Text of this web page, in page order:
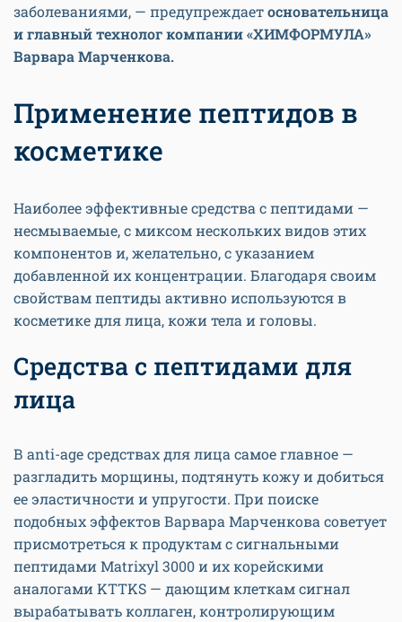
заболеваниями, — предупреждаетосновательница
и главный технолог компании «ХИМФОРМУЛА»
Варвара Марченкова.
Применение пептидов в
косметике
Наиболее эффективные средства с пептидами —
несмываемые, с миксом нескольких видов этих
компонентов и, желательно, с указанием
добавленной их концентрации. Благодаря своим
свойствам пептиды активно используются в
косметике для лица, кожи тела и головы.
Средства с пептидами для
лица
В anti-age средствах для лица самое главное —
разгладить морщины, подтянуть кожу и добиться
ее эластичности и упругости. При поиске
подобных эффектов Варвара Марченкова советует
присмотреться к продуктам с сигнальными
пептидами Matrixyl 3000 и их корейскими
аналогами KTTKS — дающим клеткам сигнал
вырабатывать коллаген, контролирующим